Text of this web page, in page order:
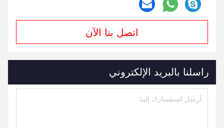
اتصل بنا الآن
راسلنا بالبريد الإلكتروني